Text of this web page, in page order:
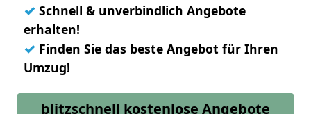
✓ Schnell & unverbindlich Angebote
erhalten!
✓ Finden Sie das beste Angebot für Ihren
Umzug!
blitzschnell kostenlose Angebote